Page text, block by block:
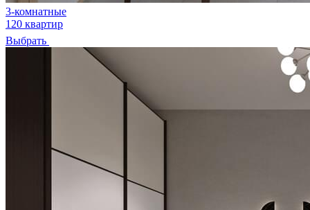
3-комнатные
120 квартир
Выбрать